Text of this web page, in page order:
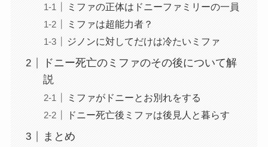
ミファの正体はドニーファミリーの一員
ミファは超能力者？
ジノンに対してだけは冷たいミファ
ドニー死亡のミファのその後について解
説
ミファがドニーとお別れをする
ドニー死亡後ミファは後見人と暮らす
まとめ